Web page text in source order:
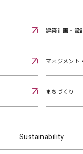
建築計画・設
マネジメント
まちづくり
Sustainability